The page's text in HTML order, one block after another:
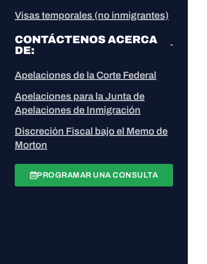
Visas temporales (no inmigrantes)
CONTÁCTENOS ACERCA
DE:
Apelaciones de la Corte Federal
Apelaciones para la Junta de
Apelaciones de Inmigración
Discreción Fiscal bajo el Memo de
Morton
PROGRAMAR UNA CONSULTA